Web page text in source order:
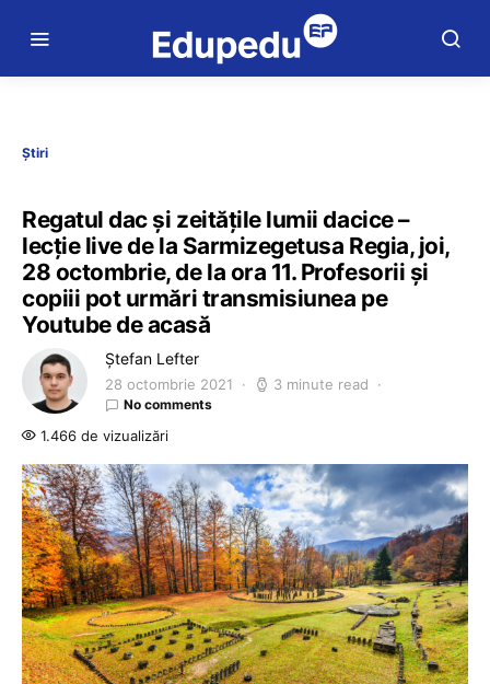
Știri
Regatul dac și zeitățile lumii dacice –
lecție live de la Sarmizegetusa Regia, joi,
28 octombrie, de la ora 11. Profesorii și
copiii pot urmări transmisiunea pe
Youtube de acasă
Ștefan Lefter
28 octombrie 2021 3 minute read
No comments
1.466 de vizualizări